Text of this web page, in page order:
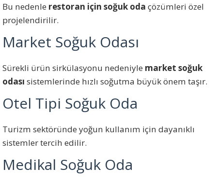
Bu nedenle restoran için soğuk oda çözümleri özel
projelendirilir.
Market Soğuk Odası
Sürekli ürün sirkülasyonu nedeniyle market soğuk
odası sistemlerinde hızlı soğutma büyük önem taşır.
Otel Tipi Soğuk Oda
Turizm sektöründe yoğun kullanım için dayanıklı
sistemler tercih edilir.
Medikal Soğuk Oda